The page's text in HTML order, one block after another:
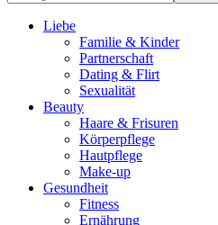
Liebe
Familie & Kinder
Partnerschaft
Dating & Flirt
Sexualität
Beauty
Haare & Frisuren
Körperpflege
Hautpflege
Make-up
Gesundheit
Fitness
Ernährung